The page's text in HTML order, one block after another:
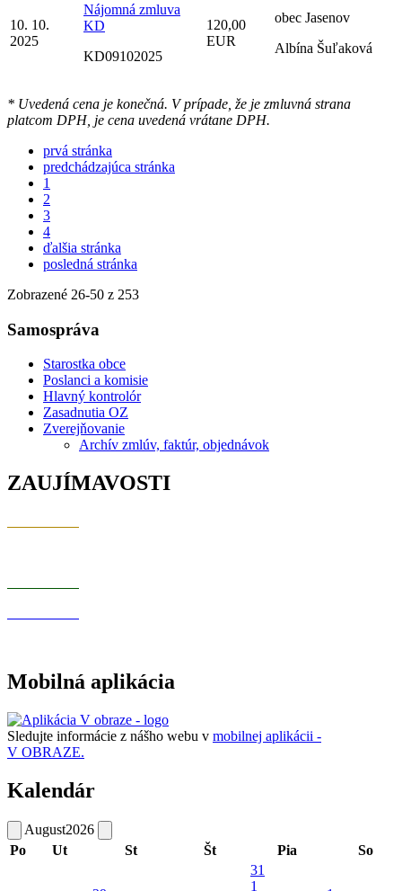
10. 10.
2025
Nájomná zmluva
KD
KD09102025
120,00
EUR
obec Jasenov
Albína Šuľaková
* Uvedená cena je konečná. V prípade, že je zmluvná strana
platcom DPH, je cena uvedená vrátane DPH.
prvá stránka
predchádzajúca stránka
1
2
3
4
ďalšia stránka
posledná stránka
Zobrazené 26-50 z 253
Samospráva
Starostka obce
Poslanci a komisie
Hlavný kontrolór
Zasadnutia OZ
Zverejňovanie
Archív zmlúv, faktúr, objednávok
ZAUJÍMAVOSTI
Mobilná aplikácia
Sledujte informácie z nášho webu v mobilnej aplikácii -
V OBRAZE.
Kalendár
August2026
Po
Ut St Št Pia So
31
1